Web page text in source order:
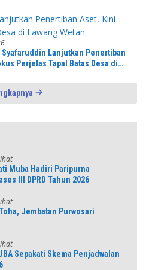
Syafaruddin Lanjutkan Penertiban
Perjelas Tapal Batas Desa di
Muba Hadiri Paripurna
III DPRD Tahun 2026
Jembatan Purwosari
Sepakati Skema Penjadwalan